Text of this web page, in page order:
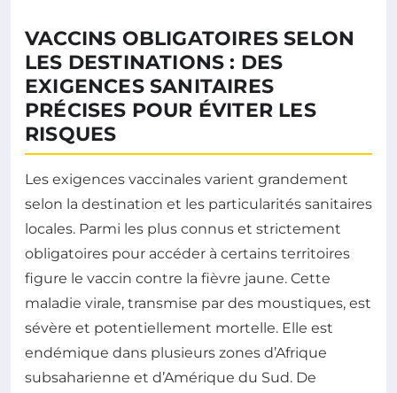
VACCINS OBLIGATOIRES SELON
LES DESTINATIONS : DES
EXIGENCES SANITAIRES
PRÉCISES POUR ÉVITER LES
RISQUES
Les exigences vaccinales varient grandement
selon la destination et les particularités sanitaires
locales. Parmi les plus connus et strictement
obligatoires pour accéder à certains territoires
figure le vaccin contre la fièvre jaune. Cette
maladie virale, transmise par des moustiques, est
sévère et potentiellement mortelle. Elle est
endémique dans plusieurs zones d’Afrique
subsaharienne et d’Amérique du Sud. De